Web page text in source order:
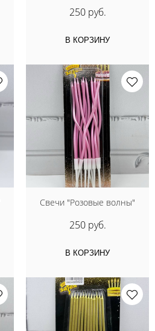
250 руб.
В КОРЗИНУ
Свечи "Розовые волны"
250 руб.
В КОРЗИНУ